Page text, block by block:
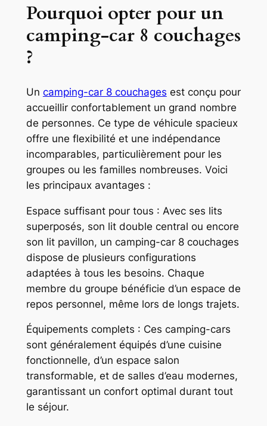
Pourquoi opter pour un
camping-car 8 couchages
?
Un camping-car 8 couchages est conçu pour
accueillir confortablement un grand nombre
de personnes. Ce type de véhicule spacieux
offre une flexibilité et une indépendance
incomparables, particulièrement pour les
groupes ou les familles nombreuses. Voici
les principaux avantages :
Espace suffisant pour tous : Avec ses lits
superposés, son lit double central ou encore
son lit pavillon, un camping-car 8 couchages
dispose de plusieurs configurations
adaptées à tous les besoins. Chaque
membre du groupe bénéficie d’un espace de
repos personnel, même lors de longs trajets.
Équipements complets : Ces camping-cars
sont généralement équipés d’une cuisine
fonctionnelle, d’un espace salon
transformable, et de salles d’eau modernes,
garantissant un confort optimal durant tout
le séjour.